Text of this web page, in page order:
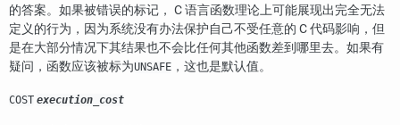
的答案。如果被错误的标记， C 语言函数理论上可能展现出完全无法
定义的行为，因为系统没有办法保护自己不受任意的 C 代码影响，但
是在大部分情况下其结果也不会比任何其他函数差到哪里去。如果有
疑问，函数应该被标为UNSAFE ，这也是默认值。
COST execution_cost